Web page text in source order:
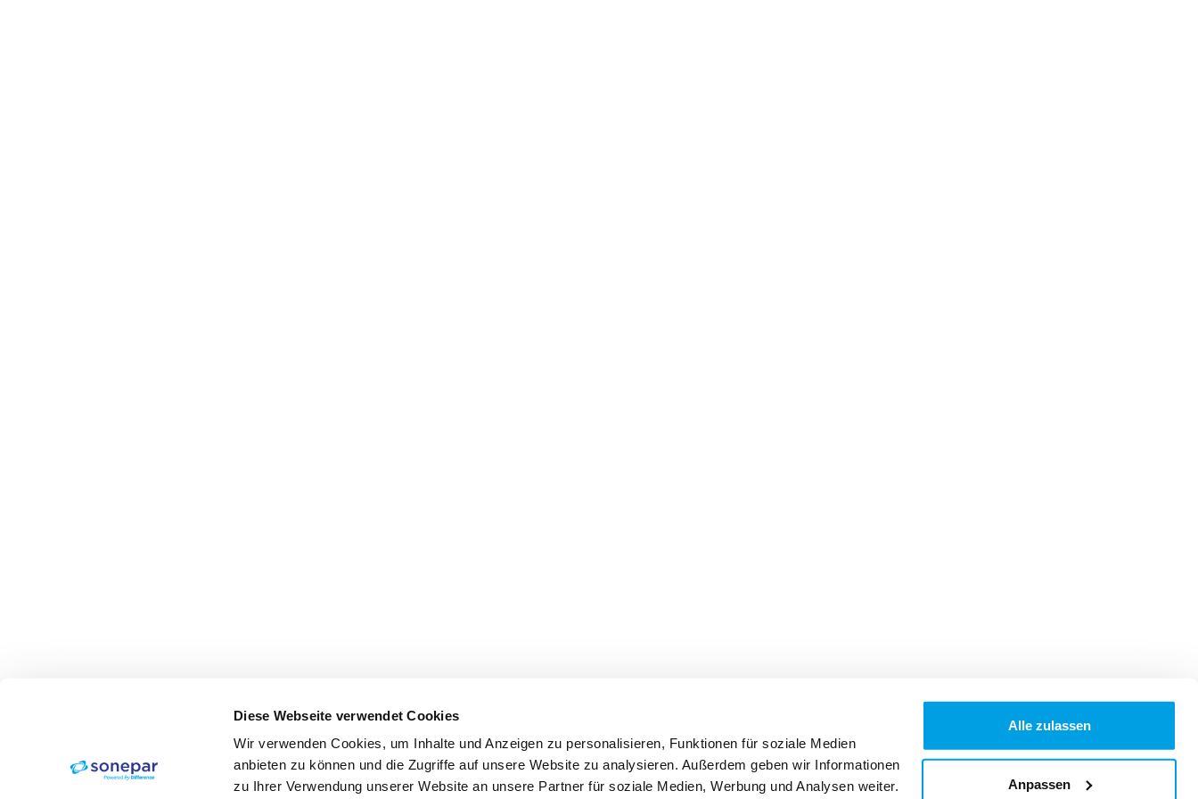
Diese Webseite verwendet Cookies
Wir verwenden Cookies, um Inhalte und Anzeigen zu personalisieren, Funktionen für soziale Medien
anbieten zu können und die Zugriffe auf unsere Website zu analysieren. Außerdem geben wir Informationen
zu Ihrer Verwendung unserer Website an unsere Partner für soziale Medien, Werbung und Analysen weiter.
Alle zulassen
Anpassen